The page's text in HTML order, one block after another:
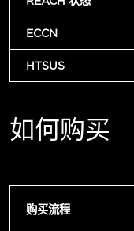
ECCN
HTSUS
如何购买
购买流程